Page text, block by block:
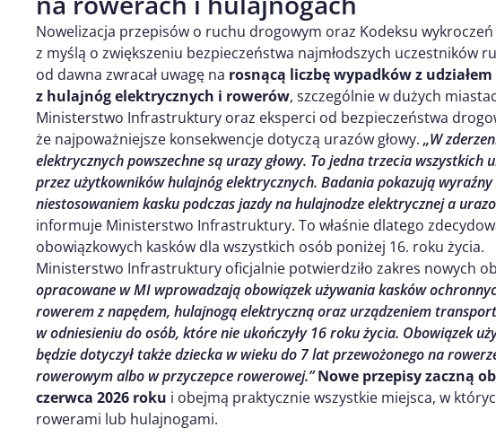
Nowelizacja przepisów o ruchu drogowym oraz Kodeksu
z myślą o zwiększeniu bezpieczeństwa najmłodszych uczestników
od dawna zwracał uwagę na rosnącą liczbę wypadków z
z hulajnóg elektrycznych i rowerów, szczególnie w dużych
Ministerstwo Infrastruktury oraz eksperci od bezpieczeństwa
że najpoważniejsze konsekwencje dotyczą urazów głowy. „W
elektrycznych powszechne są urazy głowy. To jedna trzecia wszystkich
przez użytkowników hulajnóg elektrycznych. Badania pokazują wyraźny
niestosowaniem kasku podczas jazdy na hulajnodze elektrycznej a
informuje Ministerstwo Infrastruktury. To właśnie dlatego
obowiązkowych kasków dla wszystkich osób poniżej 16. roku życia.
Ministerstwo Infrastruktury oficjalnie potwierdziło zakres nowych
opracowane w MI wprowadzają obowiązek używania kasków
rowerem z napędem, hulajnogą elektryczną oraz urządzeniem
w odniesieniu do osób, które nie ukończyły 16 roku życia. Obowiązek
będzie dotyczył także dziecka w wieku do 7 lat przewożonego na
rowerowym albo w przyczepce rowerowej.”Nowe przepisy zaczną
czerwca 2026 roku i obejmą praktycznie wszystkie miejsca, w
rowerami lub hulajnogami.